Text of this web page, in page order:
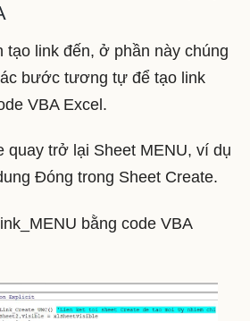
link đến, ở phần này chúng
bước tương tự để tạo link
VBA Excel.
quay trở lại Sheet MENU, ví dụ
Đóng trong Sheet Create.
bằng code VBA